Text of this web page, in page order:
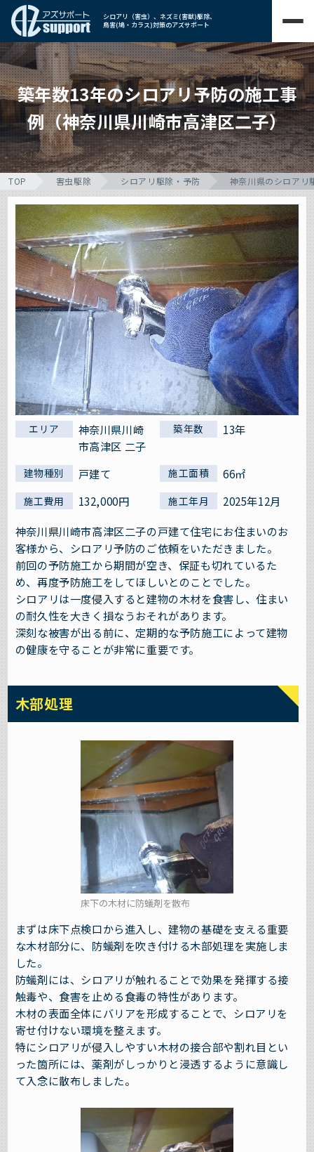
シロアリ（害虫）、ネズミ(害獣)駆除、
鳥害(鳩・カラス)対策のアズサポート
築年数13年のシロアリ予防の施工事
例（神奈川県川崎市高津区二子）
TOP 害虫駆除 シロアリ駆除・予防 神奈川県のシロアリ
エリア
神奈川県川崎
市高津区 二子
築年数 13年
建物種別 戸建て 施工面積 66㎡
施工費用 132,000円 施工年月
2025年12月
神奈川県川崎市高津区二子の戸建て住宅にお住まいのお
客様から、シロアリ予防のご依頼をいただきました。
前回の予防施工から期間が空き、保証も切れているた
め、再度予防施工をしてほしいとのことでした。
シロアリは一度侵入すると建物の木材を食害し、住まい
の耐久性を大きく損なうおそれがあります。
深刻な被害が出る前に、定期的な予防施工によって建物
の健康を守ることが非常に重要です。
木部処理
床下の木材に防蟻剤を散布
まずは床下点検口から進入し、建物の基礎を支える重要
な木材部分に、防蟻剤を吹き付ける木部処理を実施しま
した。
防蟻剤には、シロアリが触れることで効果を発揮する接
触毒や、食害を止める食毒の特性があります。
木材の表面全体にバリアを形成することで、シロアリを
寄せ付けない環境を整えます。
特にシロアリが侵入しやすい木材の接合部や割れ目とい
った箇所には、薬剤がしっかりと浸透するように意識し
て入念に散布しました。